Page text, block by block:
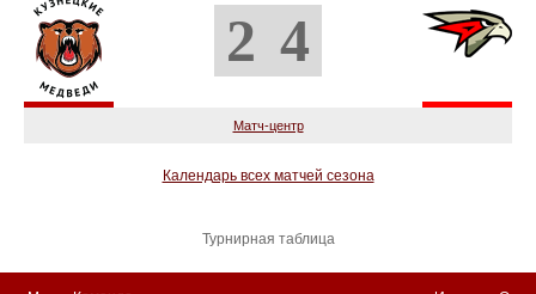
2 4
Матч-центр
Календарь всех матчей сезона
Турнирная таблица